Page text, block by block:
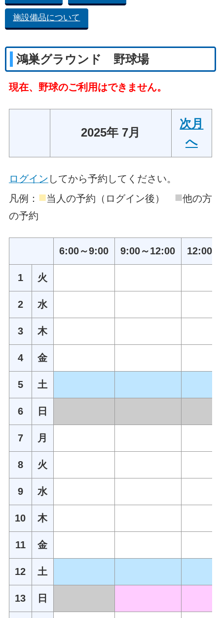
施設備品について
鴻巣グラウンド 野球場
現在、野球のご利用はできません。
2025年 7月
次月
へ
ログイン してから予約してください。
凡例： ■当人の予約（ログイン後） ■他の方
の予約
6:00～9:00 9:00～12:00 12:00
1 火
2 水
3 木
4 金
5 土
6 日
7 月
8 火
9 水
10 木
11 金
12 土
13 日